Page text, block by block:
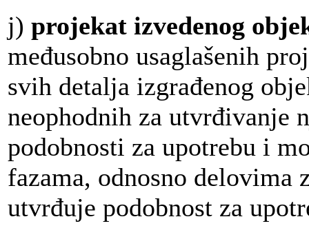
j) projekat izvedenog
međusobno usaglašenih
svih detalja izgrađenog
neophodnih za utvrđivanje
podobnosti za upotrebu i
fazama, odnosno delovima
utvrđuje podobnost za